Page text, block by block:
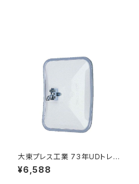
大東プレス工業 73年UDトレー
ラーミラーL013 （P付） DI-52
¥6,588